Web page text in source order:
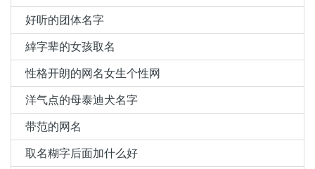
好听的团体名字
緈字辈的女孩取名
性格开朗的网名女生个性网
洋气点的母泰迪犬名字
带范的网名
取名糊字后面加什么好